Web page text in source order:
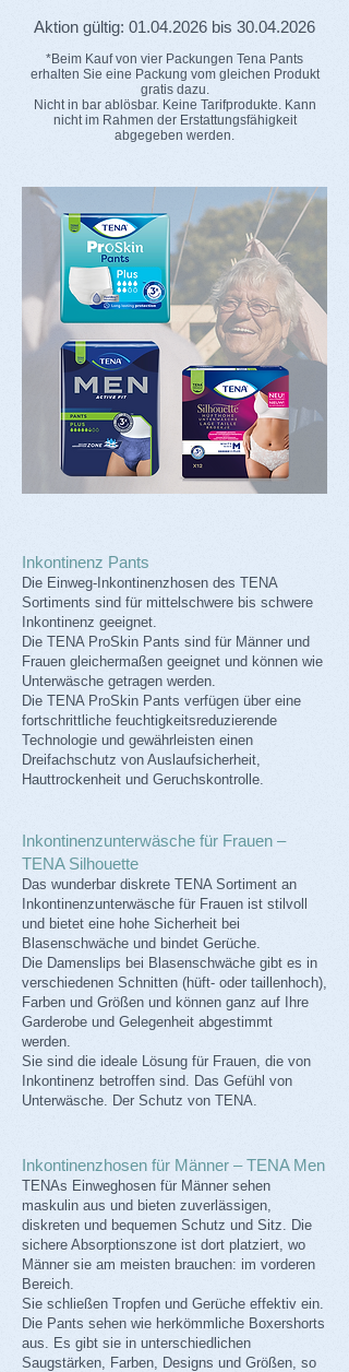
Aktion gültig: 01.04.2026 bis 30.04.2026
*Beim Kauf von vier Packungen Tena Pants
erhalten Sie eine Packung vom gleichen Produkt
gratis dazu.
Nicht in bar ablösbar. Keine Tarifprodukte. Kann
nicht im Rahmen der Erstattungsfähigkeit
abgegeben werden.
Inkontinenz Pants
Die Einweg-Inkontinenzhosen des TENA
Sortiments sind für mittelschwere bis schwere
Inkontinenz geeignet.
Die TENA ProSkin Pants sind für Männer und
Frauen gleichermaßen geeignet und können wie
Unterwäsche getragen werden.
Die TENA ProSkin Pants verfügen über eine
fortschrittliche feuchtigkeitsreduzierende
Technologie und gewährleisten einen
Dreifachschutz von Auslaufsicherheit,
Hauttrockenheit und Geruchskontrolle.
Inkontinenzunterwäsche für Frauen –
TENA Silhouette
Das wunderbar diskrete TENA Sortiment an
Inkontinenzunterwäsche für Frauen ist stilvoll
und bietet eine hohe Sicherheit bei
Blasenschwäche und bindet Gerüche.
Die Damenslips bei Blasenschwäche gibt es in
verschiedenen Schnitten (hüft- oder taillenhoch),
Farben und Größen und können ganz auf Ihre
Garderobe und Gelegenheit abgestimmt
werden.
Sie sind die ideale Lösung für Frauen, die von
Inkontinenz betroffen sind. Das Gefühl von
Unterwäsche. Der Schutz von TENA.
Inkontinenzhosen für Männer – TENA Men
TENAs Einweghosen für Männer sehen
maskulin aus und bieten zuverlässigen,
diskreten und bequemen Schutz und Sitz. Die
sichere Absorptionszone ist dort platziert, wo
Männer sie am meisten brauchen: im vorderen
Bereich.
Sie schließen Tropfen und Gerüche effektiv ein.
Die Pants sehen wie herkömmliche Boxershorts
aus. Es gibt sie in unterschiedlichen
Saugstärken, Farben, Designs und Größen, so